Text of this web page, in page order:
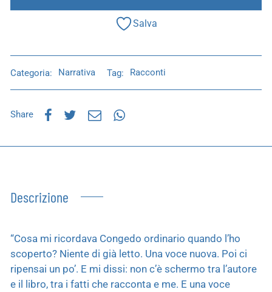
Salva
Categoria: Narrativa Tag: Racconti
Share
Descrizione
“Cosa mi ricordava Congedo ordinario quando l’ho
scoperto? Niente di già letto. Una voce nuova. Poi ci
ripensai un po’. E mi dissi: non c’è schermo tra l’autore
e il libro, tra i fatti che racconta e me. E una voce